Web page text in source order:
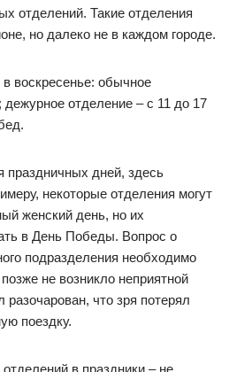
отделений. Такие отделения
но далеко не в каждом городе.
воскресенье: обычное
дежурное отделение – с 11 до 17
праздничных дней, здесь
некоторые отделения могут
женский день, но их
в День Победы. Вопрос о
подразделения необходимо
не возникло неприятной
что зря потерял
поездку.
в праздники – не